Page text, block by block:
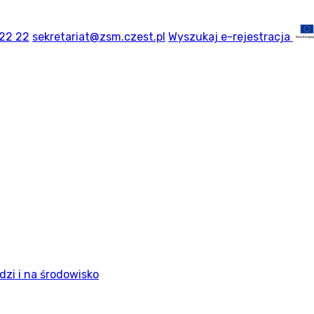
22 sekretariat@zsm.czest.pl Wyszukaj e-rejestracja
i na środowisko